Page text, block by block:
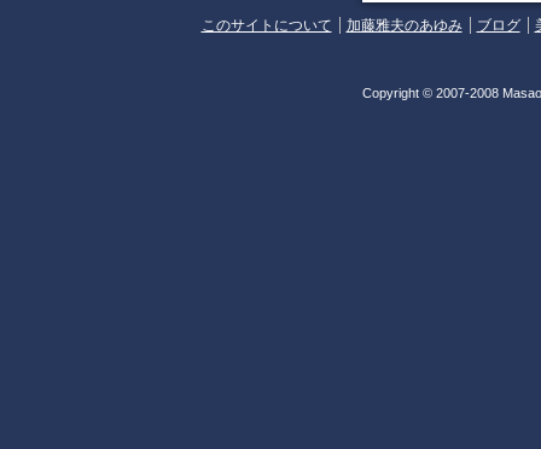
このサイトについて 加藤雅夫のあゆみ ブログ
Copyright © 2007-2008